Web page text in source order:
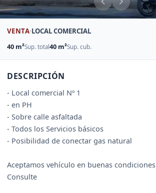
VENTA·LOCAL COMERCIAL
40 m²Sup. total 40 m²Sup. cub.
DESCRIPCIÓN
- Local comercial Nº 1
- en PH
- Sobre calle asfaltada
- Todos los Servicios básicos
- Posibilidad de conectar gas natural
Aceptamos vehículo en buenas condiciones
Consulte